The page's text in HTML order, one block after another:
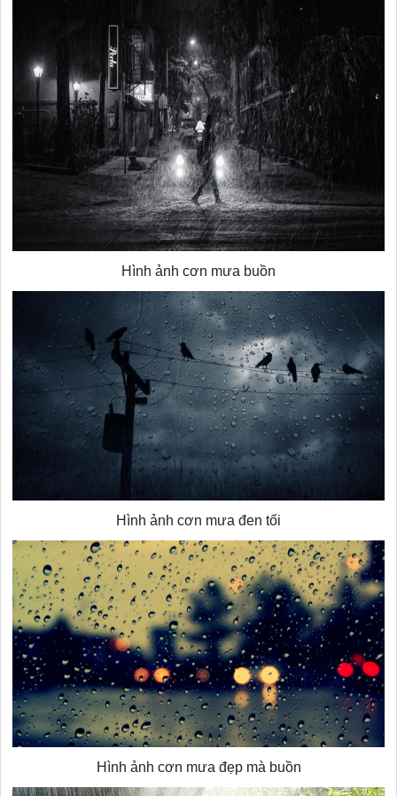
Hình ảnh cơn mưa buồn
Hình ảnh cơn mưa đen tối
Hình ảnh cơn mưa đẹp mà buồn